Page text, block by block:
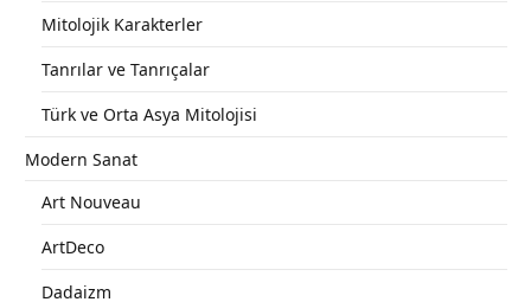
Mitolojik Karakterler
Tanrılar ve Tanrıçalar
Türk ve Orta Asya Mitolojisi
Modern Sanat
Art Nouveau
ArtDeco
Dadaizm